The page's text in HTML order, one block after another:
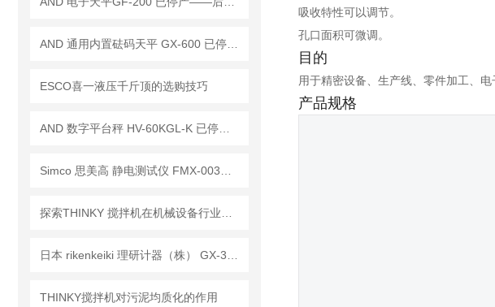
ESCO喜一液压千斤顶的选购技巧
THINKY搅拌机对污泥均质化的作用
吸收特性可以调节。
孔口面积可微调。
目的
用于精密设备、生产线、零件加工、
产品规格